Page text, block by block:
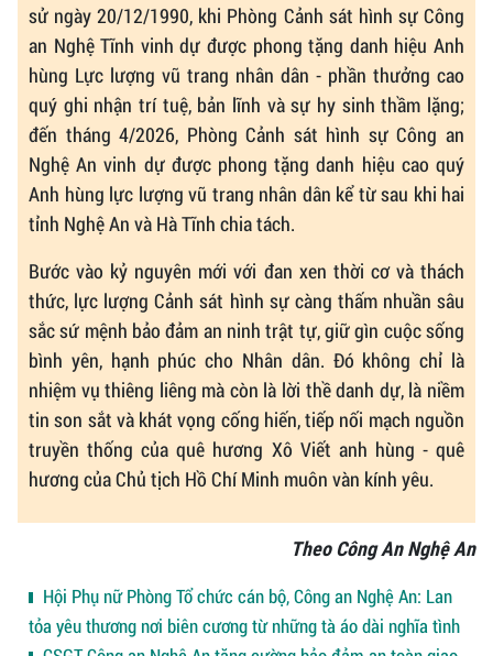
sử ngày 20/12/1990, khi Phòng Cảnh sát hình sự Công
an Nghệ Tĩnh vinh dự được phong tặng danh hiệu Anh
hùng Lực lượng vũ trang nhân dân - phần thưởng cao
quý ghi nhận trí tuệ, bản lĩnh và sự hy sinh thầm lặng;
đến tháng 4/2026, Phòng Cảnh sát hình sự Công an
Nghệ An vinh dự được phong tặng danh hiệu cao quý
Anh hùng lực lượng vũ trang nhân dân kể từ sau khi hai
tỉnh Nghệ An và Hà Tĩnh chia tách.
Bước vào kỷ nguyên mới với đan xen thời cơ và thách
thức, lực lượng Cảnh sát hình sự càng thấm nhuần sâu
sắc sứ mệnh bảo đảm an ninh trật tự, giữ gìn cuộc sống
bình yên, hạnh phúc cho Nhân dân. Đó không chỉ là
nhiệm vụ thiêng liêng mà còn là lời thề danh dự, là niềm
tin son sắt và khát vọng cống hiến, tiếp nối mạch nguồn
truyền thống của quê hương Xô Viết anh hùng - quê
hương của Chủ tịch Hồ Chí Minh muôn vàn kính yêu.
Theo Công An Nghệ An
Hội Phụ nữ Phòng Tổ chức cán bộ, Công an Nghệ An: Lan
tỏa yêu thương nơi biên cương từ những tà áo dài nghĩa tình